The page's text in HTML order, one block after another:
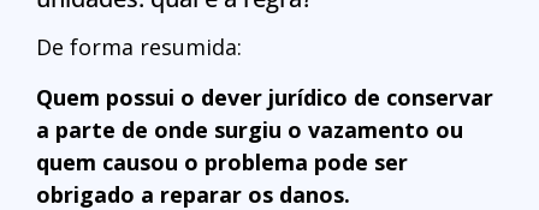
De forma resumida:
Quem possui o dever jurídico de conservar
a parte de onde surgiu o vazamento ou
quem causou o problema pode ser
obrigado a reparar os danos.